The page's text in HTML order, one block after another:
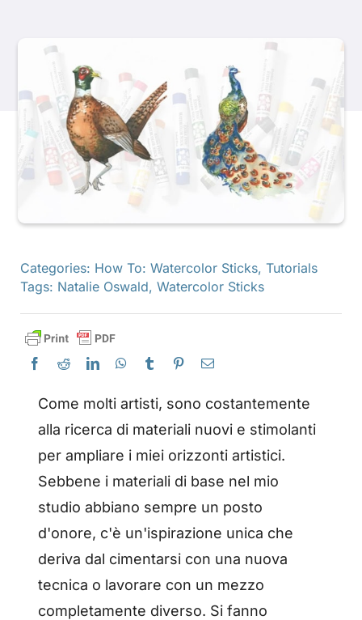
Eventi
Blog
Iscriviti
Categories: How To: Watercolor Sticks, Tutorials
Tags: Natalie Oswald, Watercolor Sticks
Come molti artisti, sono costantemente
alla ricerca di materiali nuovi e stimolanti
per ampliare i miei orizzonti artistici.
Sebbene i materiali di base nel mio
studio abbiano sempre un posto
d'onore, c'è un'ispirazione unica che
deriva dal cimentarsi con una nuova
tecnica o lavorare con un mezzo
completamente diverso. Si fanno